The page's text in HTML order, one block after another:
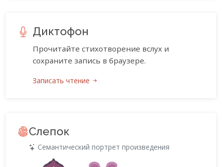
Диктофон
Прочитайте стихотворение вслух и
сохраните запись в браузере.
Записать чтение
Слепок
Семантический портрет произведения